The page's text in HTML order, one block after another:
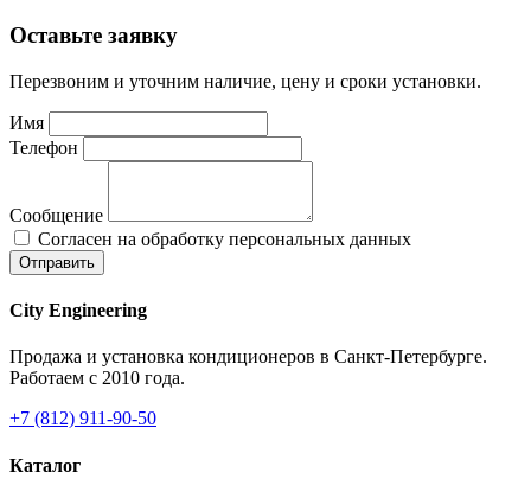
Оставьте заявку
Перезвоним и уточним наличие, цену и сроки установки.
Имя
Телефон
Сообщение
Согласен на обработку персональных данных
Отправить
City Engineering
Продажа и установка кондиционеров в Санкт-Петербурге.
Работаем с 2010 года.
+7 (812) 911-90-50
Каталог